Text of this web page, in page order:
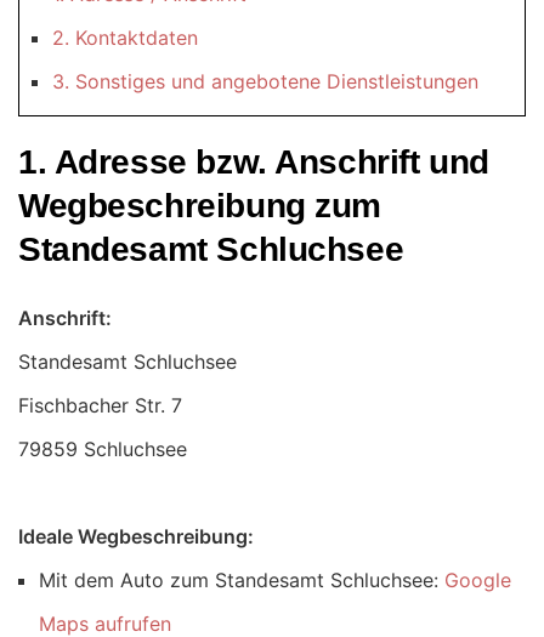
2. Kontaktdaten
3. Sonstiges und angebotene Dienstleistungen
1. Adresse bzw. Anschrift und
Wegbeschreibung zum
Standesamt Schluchsee
Anschrift:
Standesamt Schluchsee
79859 Schluchsee
Ideale Wegbeschreibung:
Mit dem Auto zum Standesamt Schluchsee: Google
Maps aufrufen